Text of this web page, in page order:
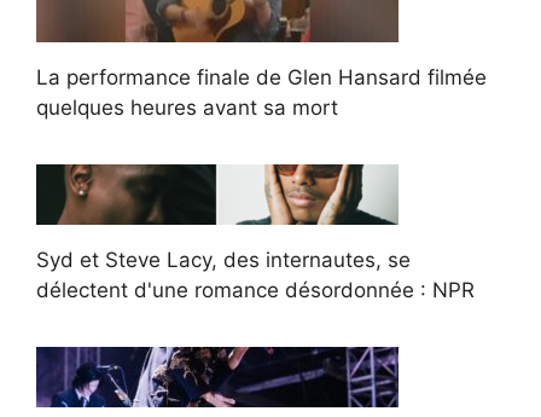
La performance finale de Glen Hansard filmée
quelques heures avant sa mort
Syd et Steve Lacy, des internautes, se
délectent d'une romance désordonnée : NPR